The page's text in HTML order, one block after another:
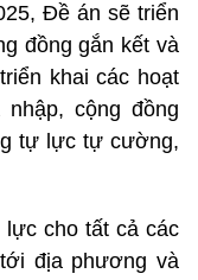
Đề án sẽ triển
đồng gắn kết và
khai các hoạt
cộng đồng
tự lực tự cường,
lực cho tất cả các
địa phương và